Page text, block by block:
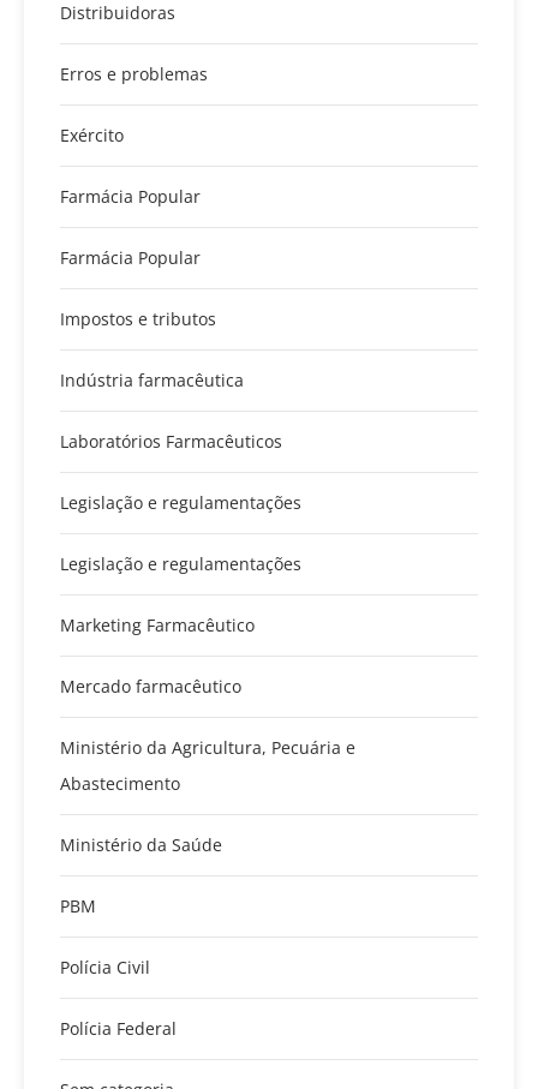
Distribuidoras
Erros e problemas
Exército
Farmácia Popular
Farmácia Popular
Impostos e tributos
Indústria farmacêutica
Laboratórios Farmacêuticos
Legislação e regulamentações
Legislação e regulamentações
Marketing Farmacêutico
Mercado farmacêutico
Ministério da Agricultura, Pecuária e
Abastecimento
Ministério da Saúde
PBM
Polícia Civil
Polícia Federal